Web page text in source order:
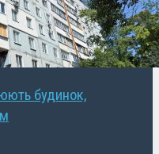
будинок,